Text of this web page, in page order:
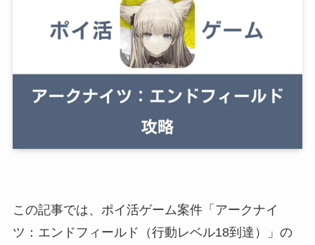
この記事では、ポイ活ゲーム案件「アークナイ
ツ：エンドフィールド（行動レベル18到達）」の